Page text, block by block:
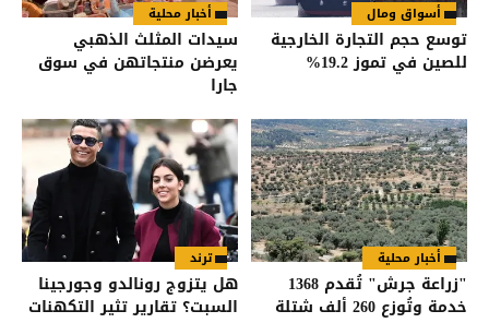
أسواق ومال
توسع حجم التجارة الخارجية
للصين في تموز 19.2%
أخبار محلية
سيدات المثلث الذهبي
يعرضن منتجاتهن في سوق
جارا
أخبار محلية
"زراعة جرش" تُقدم 1368
خدمة وتُوزع 260 ألف شتلة
ترند
هل يتزوج رونالدو وجورجينا
السبت؟ تقارير تثير التكهنات